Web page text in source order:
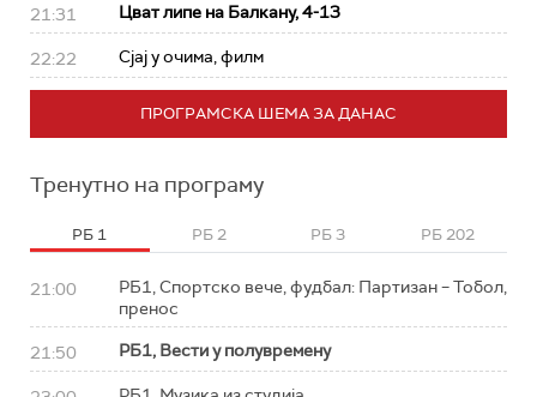
21:31 Цват липе на Балкану, 4-13
22:22 Сјај у очима, филм
ПРОГРАМСКА ШЕМА ЗА ДАНАС
Тренутно на програму
РБ 1 РБ 2 РБ 3 РБ 202
21:00
РБ1, Спортско вече, фудбал: Партизан – Тобол,
пренос
21:50 РБ1, Вести у полувремену